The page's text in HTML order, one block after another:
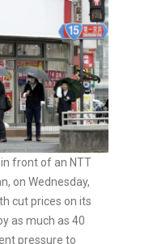
front of an NTT
on Wednesday,
cut prices on its
as much as 40
pressure to